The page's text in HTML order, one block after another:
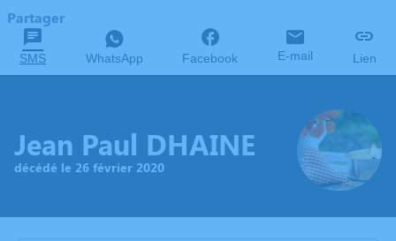
Partager
SMS WhatsApp Facebook E-mail Lien
Jean Paul DHAINE
décédé le 26 février 2020